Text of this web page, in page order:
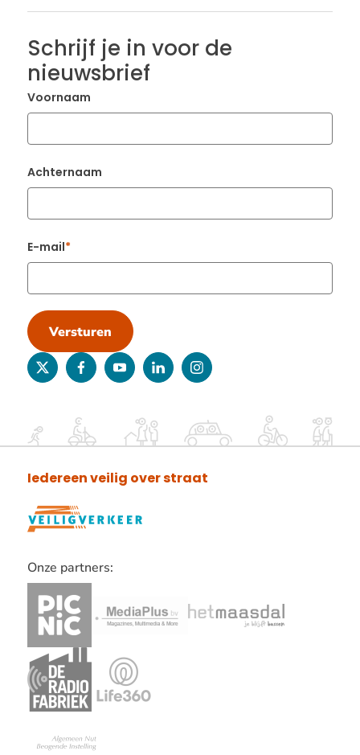
Schrijf je in voor de
nieuwsbrief
Voornaam
Achternaam
E-mail
Versturen
twitterfacebookyoutubelinkedininstagram
Iedereen veilig over straat
Onze partners:
Lees
verder
over
onze
partners